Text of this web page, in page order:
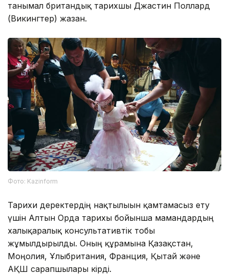
танымал британдық тарихшы Джастин Поллард
(Викингтер) жазған.
Фото: Kazinform
Тарихи деректердің нақтылығын қамтамасыз ету
үшін Алтын Орда тарихы бойынша мамандардың
халықаралық консультативтік тобы
жұмылдырылды. Оның құрамына Қазақстан,
Моңғолия, Ұлыбритания, Франция, Қытай және
АҚШ сарапшылары кірді.